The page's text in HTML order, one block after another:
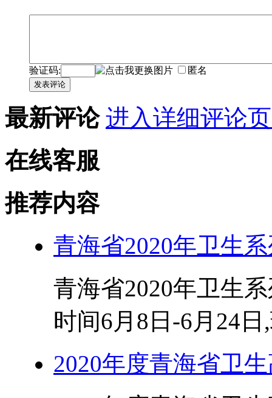
验证码: 匿名
发表评论
最新评论 进入详细评论
在线客服
推荐内容
青海省2020年卫生
青海省2020年卫生
时间6月8日-6月24
2020年度青海省卫